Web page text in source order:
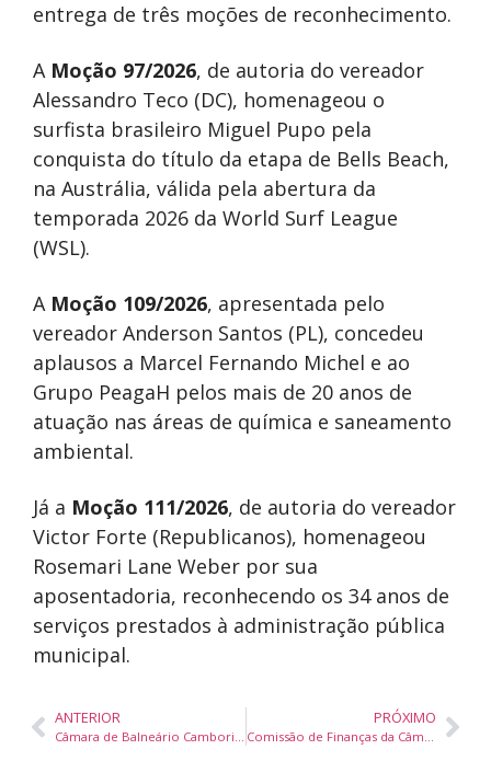
entrega de três moções de reconhecimento.
A Moção 97/2026, de autoria do vereador
Alessandro Teco (DC), homenageou o
surfista brasileiro Miguel Pupo pela
conquista do título da etapa de Bells Beach,
na Austrália, válida pela abertura da
temporada 2026 da World Surf League
(WSL).
A Moção 109/2026, apresentada pelo
vereador Anderson Santos (PL), concedeu
aplausos a Marcel Fernando Michel e ao
Grupo PeagaH pelos mais de 20 anos de
atuação nas áreas de química e saneamento
ambiental.
Já a Moção 111/2026, de autoria do vereador
Victor Forte (Republicanos), homenageou
Rosemari Lane Weber por sua
aposentadoria, reconhecendo os 34 anos de
serviços prestados à administração pública
municipal.
ANTERIOR
Câmara de Balneário Camboriú analisa seis projetos do Executivo na sessão desta quarta-feira
PRÓXIMO
Comissão de Finanças da Câmara de Balneário Camboriú aprova pareceres favoráveis a quatro projetos do Executivo